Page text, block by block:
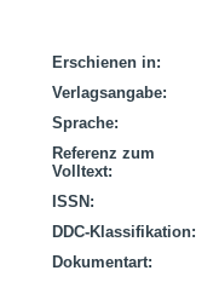
Erschienen in:
Verlagsangabe:
Sprache:
Referenz zum
Volltext:
ISSN:
DDC-Klassifikation:
Dokumentart: